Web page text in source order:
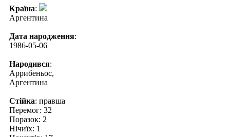
Країна:
Аргентина
Дата народження:
1986-05-06
Народився:
Аррибеньос,
Аргентина
Стійка: правша
Перемог: 32
Поразок: 2
Нічиїх: 1